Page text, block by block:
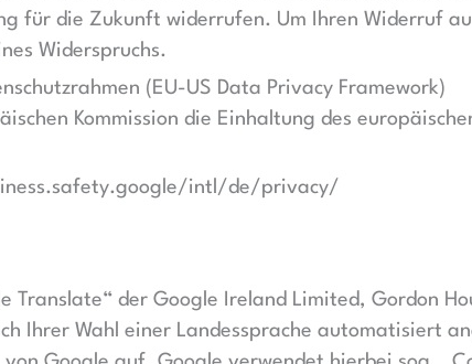
für die Zukunft widerrufen. Um Ihren Widerruf
Widerspruchs.
(EU-US Data Privacy Framework)
Kommission die Einhaltung des
intl/de/privacy/
Translate“ der Google Ireland Limited, Gordon
Ihrer Wahl einer Landessprache automatisiert